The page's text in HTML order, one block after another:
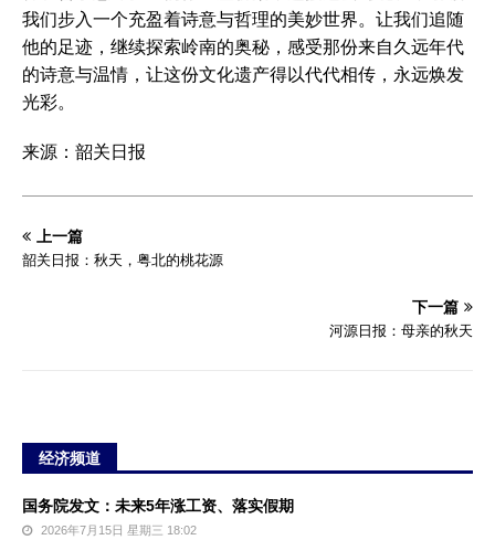
我们步入一个充盈着诗意与哲理的美妙世界。让我们追随
他的足迹，继续探索岭南的奥秘，感受那份来自久远年代
的诗意与温情，让这份文化遗产得以代代相传，永远焕发
光彩。
来源：韶关日报
上一篇
韶关日报：秋天，粤北的桃花源
下一篇
河源日报：母亲的秋天
经济频道
国务院发文：未来5年涨工资、落实假期
2026年7月15日 星期三 18:02